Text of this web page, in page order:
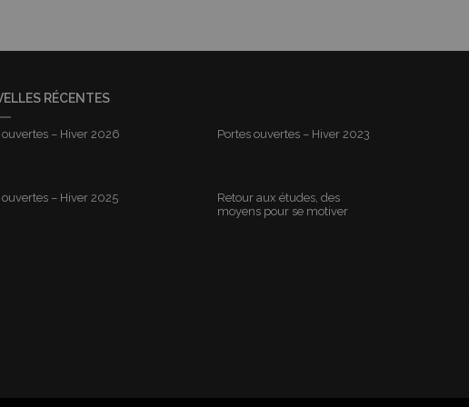
RÉCENTES
ouvertes – Hiver 2026
ouvertes – Hiver 2025
Portes ouvertes – Hiver 2023
Retour aux études, des
moyens pour se motiver